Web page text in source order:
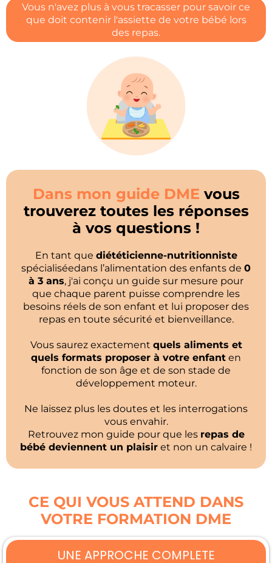
Vous n'avez plus à vous tracasser pour savoir ce
que doit contenir l'assiette de votre bébé lors
des repas.
Dans mon guide DME vous
trouverez toutes les réponses
à vos questions !
En tant que diététicienne-nutritionniste
spécialiséedans l’alimentation des enfants de 0
à 3 ans, j'ai conçu un guide sur mesure pour
que chaque parent puisse comprendre les
besoins réels de son enfant et lui proposer des
repas en toute sécurité et bienveillance.
Vous saurez exactement quels aliments et
quels formats proposer à votre enfant en
fonction de son âge et de son stade de
développement moteur.
Ne laissez plus les doutes et les interrogations
vous envahir.
Retrouvez mon guide pour que les repas de
bébé deviennent un plaisir et non un calvaire !
CE QUI VOUS ATTEND DANS
VOTRE FORMATION DME
UNE APPROCHE COMPLETE